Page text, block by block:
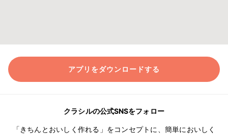
アプリをダウンロードする
クラシルの公式SNSをフォロー
「きちんとおいしく作れる」をコンセプトに、簡単においしく